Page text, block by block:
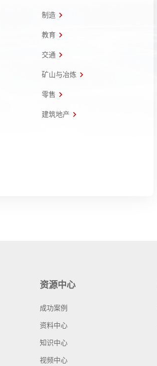
制造
教育
交通
矿山与冶炼
零售
建筑地产
资源中心
成功案例
资料中心
知识中心
视频中心